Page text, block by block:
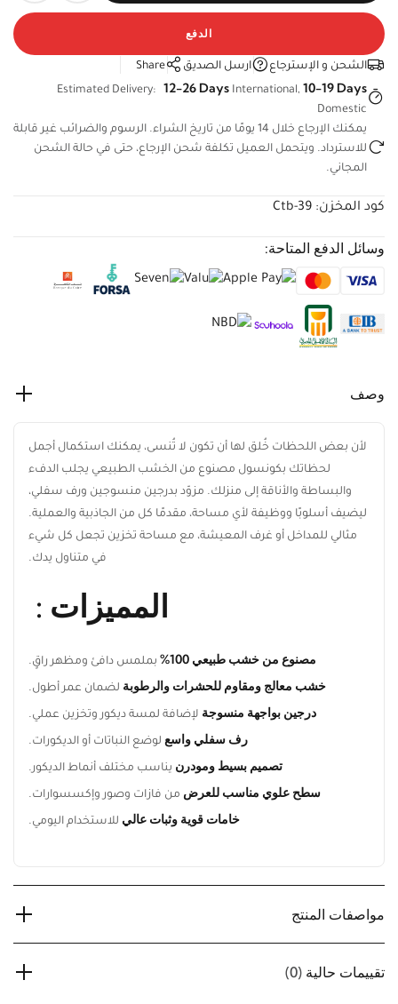
اشترك ليصلك أحدث تصميمات الأثاث، أفكار
الديكور المنزلي، العروض الحصرية، وآخر أخبار
الدفع
الشحن و الإسترجاع ارسل الصديق
Share
Estimated Delivery: 12-26 Days International, 10-19 Days
Domestic
يمكنك الإرجاع خلال 14 يومًا من تاريخ الشراء. الرسوم والضرائب غير
قابلة للاسترداد. ويتحمل العميل تكلفة شحن الإرجاع، حتى في حالة
الشحن المجاني.
كود المخزن: Ctb-39
وسائل الدفع المتاحة:
وصف
لأن بعض اللحظات خُلق لها أن تكون لا تُنسى، يمكنك استكمال
أجمل لحظاتك بكونسول مصنوع من الخشب الطبيعي يجلب الدفء
والبساطة والأناقة إلى منزلك. مزوّد بدرجين منسوجين ورف سفلي،
ليضيف أسلوبًا ووظيفة لأي مساحة، مقدمًا كل من الجاذبية
والعملية. مثالي للمداخل أو غرف المعيشة، مع مساحة تخزين تجعل
كل شيء في متناول يدك.
المميزات :
مصنوع من خشب طبيعي 100% بملمس دافئ ومظهر راقٍ.
خشب معالج ومقاوم للحشرات والرطوبةلضمان عمر أطول.
درجين بواجهة منسوجةلإضافة لمسة ديكور وتخزين عملي.
رف سفلي واسعلوضع النباتات أو الديكورات.
تصميم بسيط ومودرنيناسب مختلف أنماط الديكور.
سطح علوي مناسب للعرض من فازات وصور وإكسسوارات.
خامات قوية وثبات عالي للاستخدام اليومي.
مواصفات المنتج
تقييمات حالية (0)